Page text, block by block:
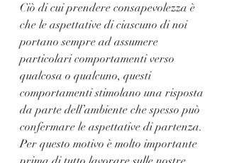
Ciò di cui prendere consapevolezza è
che le aspettative di ciascuno di noi
portano sempre ad assumere
particolari comportamenti verso
qualcosa o qualcuno, questi
comportamenti stimolano una risposta
da parte dell’ambiente che spesso può
confermare le aspettative di partenza.
Per questo motivo è molto importante